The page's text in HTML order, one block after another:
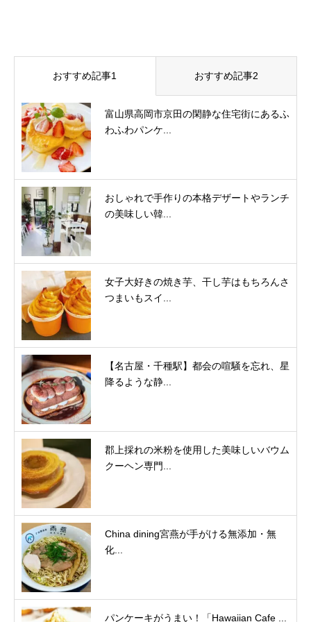
おすすめ記事1 おすすめ記事2
富山県高岡市京田の閑静な住宅街にあるふ
わふわパンケ...
おしゃれで手作りの本格デザートやランチ
の美味しい韓...
女子大好きの焼き芋、干し芋はもちろんさ
つまいもスイ...
【名古屋・千種駅】都会の喧騒を忘れ、星
降るような静...
郡上採れの米粉を使用した美味しいバウム
クーヘン専門...
China dining宮燕が手がける無添加・無
化...
パンケーキがうまい！「Hawaiian Cafe ...